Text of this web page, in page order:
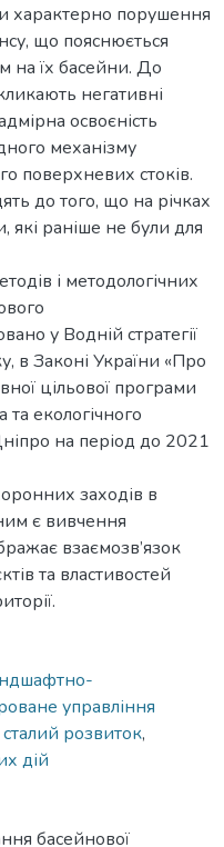
характерно порушення
що пояснюється
на їх басейни. До
негативні
освоєність
механізму
поверхневих стоків.
до того, що на річках
які раніше не були для
і методологічних
у Водній стратегії
в Законі України «Про
цільової програми
екологічного
на період до 2021
заходів в
є вивчення
взаємозв’язок
та властивостей
управління
сталий розвиток,
дій
басейнової